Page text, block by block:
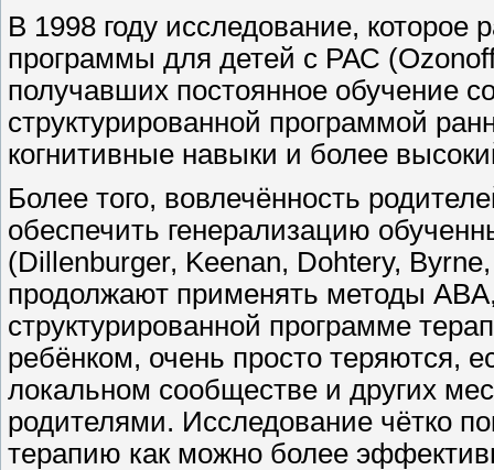
В 1998 году исследование,
программы для детей с РАС
получавших постоянное обучение
структурированной программой
когнитивные навыки и более
Более того, вовлечённость
обеспечить генерализацию
(Dillenburger, Keenan, Dohtery,
продолжают применять методы
структурированной программе
ребёнком, очень просто теряются,
локальном сообществе и других
родителями. Исследование чётко
терапию как можно более